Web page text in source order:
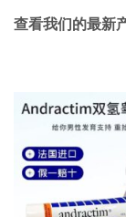
查看我们的最新